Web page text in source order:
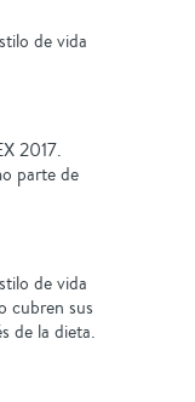
de vida
2017.
parte de
de vida
cubren sus
de la dieta.